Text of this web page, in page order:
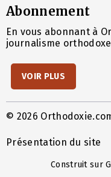
Abonnement
En vous abonnant à
journalisme
VOIR PLUS
© 2026
Présentation du site
Construit sur